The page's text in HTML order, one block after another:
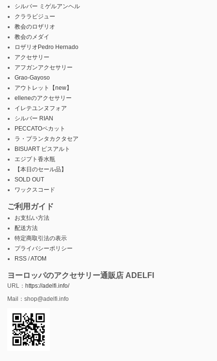
シルバー ミゲルアンヘル
クララビジュー
教会のロザリオ
教会のメダイ
ロザリオPedro Hernado
アクセサリー
アフガンアクセサリー
Grao-Gayoso
アウトレット【new】
elleneのアクセサリー
イレテユンヌフォア
シルバー RIAN
PECCATOペカット
ラ・プランタカクタセア
BISUART ビスアルト
エジプト香水瓶
【本日のセール品】
SOLD OUT
ワックスコード
ご利用ガイド
お支払い方法
配送方法
特定商取引法の表示
プライバシーポリシー
RSS /ATOM
ヨーロッパのアクセサリー通販店 ADELFI
URL： https://adelfi.info/
Mail：shop@adelfi.info